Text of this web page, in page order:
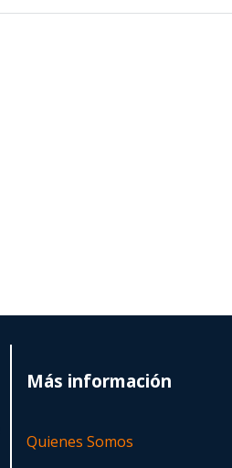
Más información
Quienes Somos